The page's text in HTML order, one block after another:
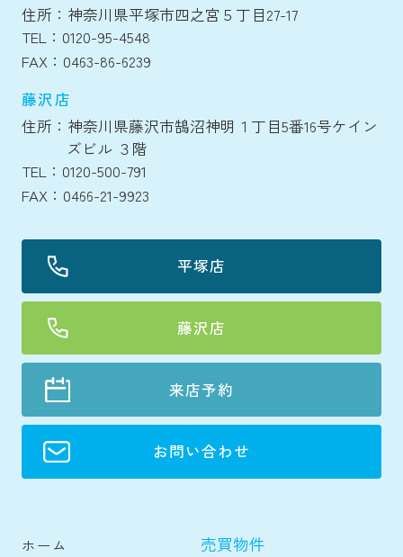
住所：神奈川県平塚市四之宮５丁目27-17
TEL：0120-95-4548
FAX：0463-86-6239
藤沢店
住所：神奈川県藤沢市鵠沼神明１丁目5番16号ケイン
ズビル ３階
TEL：0120-500-791
FAX：0466-21-9923
平塚店
藤沢店
来店予約
お問い合わせ
ホーム
売買物件